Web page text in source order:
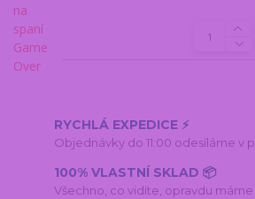
RYCHLÁ EXPEDICE ⚡
Objednávky do 11:00 odesíláme v
100% VLASTNÍ SKLAD 📦
Všechno, co vidíte, opravdu máme